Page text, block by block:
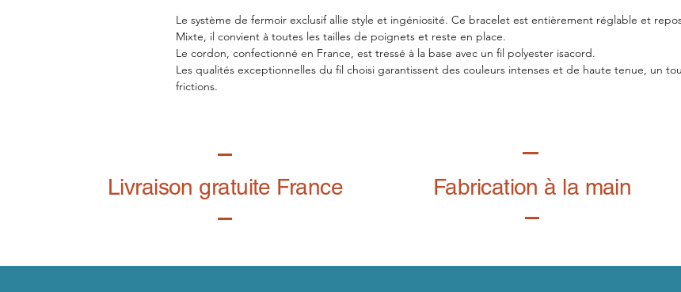
Le système de fermoir exclusif allie style et ingéniosité. Ce bracelet est entièrement réglable et
Mixte, il convient à toutes les tailles de poignets et reste en place.
Le cordon, confectionné en France, est tressé à la base avec un fil polyester isacord.
Les qualités exceptionnelles du fil choisi garantissent des couleurs intenses et de haute tenue, un
frictions.
Livraison gratuite France Fabrication à la main